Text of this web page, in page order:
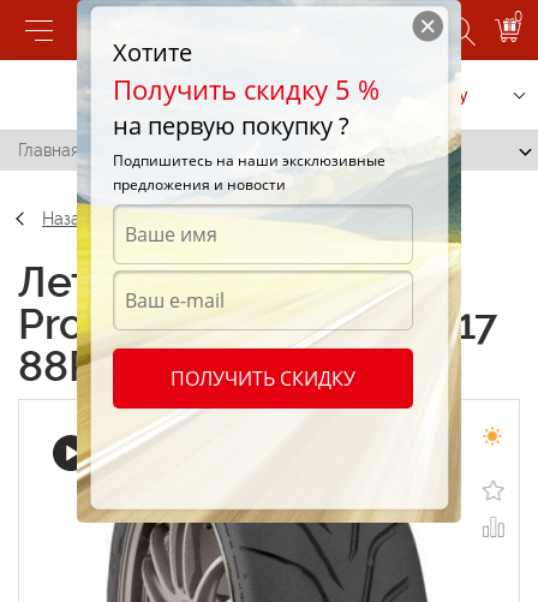
0
Позвонить Заказать услугу
Главная / Toyo Proxes R888 205/40 R17 88R
Назад
Летние шины Toyo
Proxes R888 205/40 R17
88R
Хотите
Получить скидку 5 %
на первую покупку ?
Подпишитесь на наши эксклюзивные
предложения и новости
ПОЛУЧИТЬ СКИДКУ